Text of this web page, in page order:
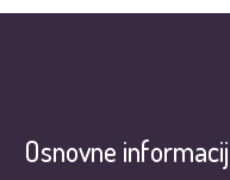
Osnovne